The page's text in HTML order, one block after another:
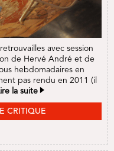
avec session
de Hervé André et de
hebdomadaires en
pas rendu en 2011 (il
la suite
CRITIQUE